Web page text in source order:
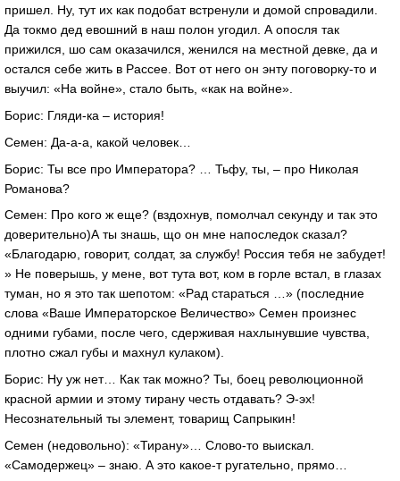
пришел. Ну, тут их как подобат встренули и домой спровадили.
Да токмо дед евошний в наш полон угодил. А опосля так
прижился, шо сам оказачился, женился на местной девке, да и
остался себе жить в Рассее. Вот от него он энту поговорку-то и
выучил: «На войне», стало быть, «как на войне».
Борис: Гляди-ка – история!
Семен: Да-а-а, какой человек…
Борис: Ты все про Императора? … Тьфу, ты, – про Николая
Романова?
Семен: Про кого ж еще? (вздохнув, помолчал секунду и так это
доверительно)А ты знашь, що он мне напоследок сказал?
«Благодарю, говорит, солдат, за службу! Россия тебя не забудет!
» Не поверышь, у мене, вот тута вот, ком в горле встал, в глазах
туман, но я это так шепотом: «Рад стараться …» (последние
слова «Ваше Императорское Величество» Семен произнес
одними губами, после чего, сдерживая нахлынувшие чувства,
плотно сжал губы и махнул кулаком).
Борис: Ну уж нет… Как так можно? Ты, боец революционной
красной армии и этому тирану честь отдавать? Э-эх!
Несознательный ты элемент, товарищ Сапрыкин!
Семен (недовольно): «Тирану»… Слово-то выискал.
«Самодержец» – знаю. А это какое-т ругательно, прямо…